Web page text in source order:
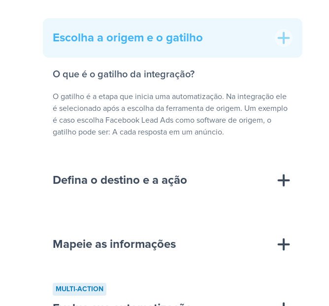
Escolha a origem e o gatilho
O que é o gatilho da integração?
O gatilho é a etapa que inicia uma automatização. Na integração ele
é selecionado após a escolha da ferramenta de origem. Um exemplo
é caso escolha Facebook Lead Ads como software de origem, o
gatilho pode ser: A cada resposta em um anúncio.
Defina o destino e a ação
cada resposta em um anúncio”
“Adicionar dados em uma nova linha de uma
Mapeie as informações
MULTI-ACTION